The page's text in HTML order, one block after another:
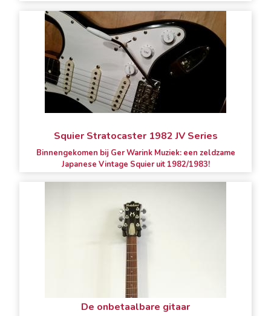
Squier Stratocaster 1982 JV Series
Binnengekomen bij Ger Warink Muziek: een zeldzame
Japanese Vintage Squier uit 1982/1983!
De onbetaalbare gitaar